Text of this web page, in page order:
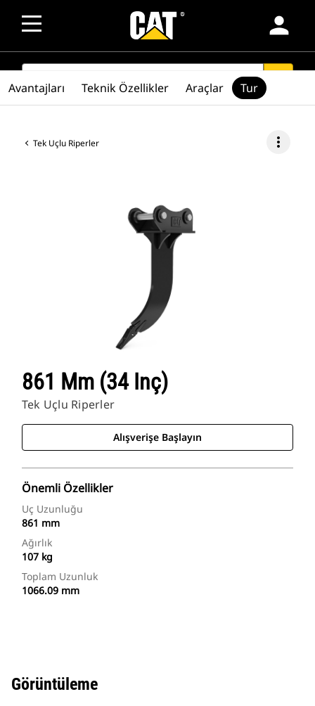
person
SEARCH
Tek Uçlu Riperler more_vert
861 Mm (34 Inç)
Tek Uçlu Riperler
Alışverişe Başlayın
Önemli Özellikler
Uç Uzunluğu
861 mm
Ağırlık
107 kg
Toplam Uzunluk
1066.09 mm
Avantajları Teknik Özellikler Araçlar Tur
Görüntüleme